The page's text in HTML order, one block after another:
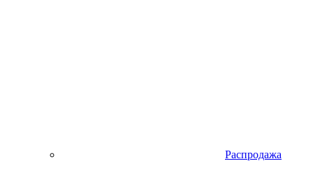
Распродажа